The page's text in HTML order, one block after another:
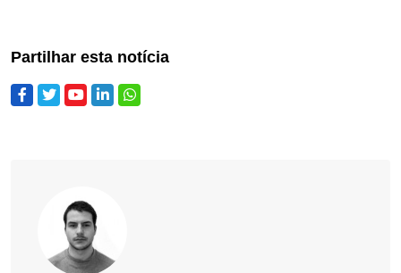
Partilhar esta notícia